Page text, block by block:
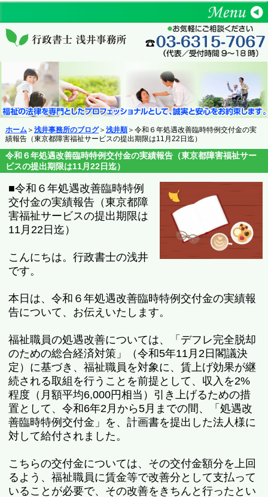
ホーム ＞ 浅井事務所のブログ＞ 浅井順＞令和６年処遇改善臨時特例交付金の実
績報告（東京都障害福祉サービスの提出期限は11月22日迄）
令和６年処遇改善臨時特例交付金の実績報告（東京都障害福祉サー
ビスの提出期限は11月22日迄）
■令和６年処遇改善臨時特例
交付金の実績報告（東京都障
害福祉サービスの提出期限は
11月22日迄）
こんにちは。行政書士の浅井
です。
本日は、令和６年処遇改善臨時特例交付金の実績報
告について、お伝えいたします。
福祉職員の処遇改善については、「デフレ完全脱却
のための総合経済対策」（令和5年11月2日閣議決
定）に基づき、福祉職員を対象に、賃上げ効果が継
続される取組を行うことを前提として、収入を2%
程度（月額平均6,000円相当）引き上げるための措
置として、令和6年2月から5月までの間、「処遇改
善臨時特例交付金」を、計画書を提出した法人様に
対して給付されました。
こちらの交付金については、その交付金額分を上回
るよう、福祉職員に賃金等で改善分として支払って
いることが必要で、その改善をきちんと行ったとい